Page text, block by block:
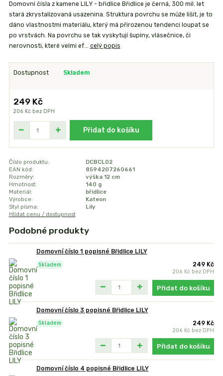
Domovní čísla z kamene LILY - břidlice Břidlice je černá, 300 mil. let
stará zkrystalizovaná usazenina. Struktura povrchu se může lišit, je to
dáno vlastnostmi materiálu, který má přirozenou tendenci loupat se
po vrstvách. Na povrchu se tak vyskytují šupiny, vlásečnice, či
nerovnosti, které velmi ef... celý popis
Dostupnost Skladem
249 Kč
206 Kč bez DPH
Přidat do košíku
Číslo produktu:
DCBCL02
EAN kód:
8594207260661
Rozměry:
výška 12 cm
Hmotnost:
140 g
Materiál:
břidlice
Výrobce:
Kateon
Styl písma:
Lily
Hlídat cenu / dostupnost
Podobné produkty
Domovní číslo 1 popisné Břidlice LILY
249 Kč
206 Kč bez DPH
Skladem
Přidat do košíku
Domovní číslo 3 popisné Břidlice LILY
249 Kč
206 Kč bez DPH
Skladem
Přidat do košíku
Domovní číslo 4 popisné Břidlice LILY